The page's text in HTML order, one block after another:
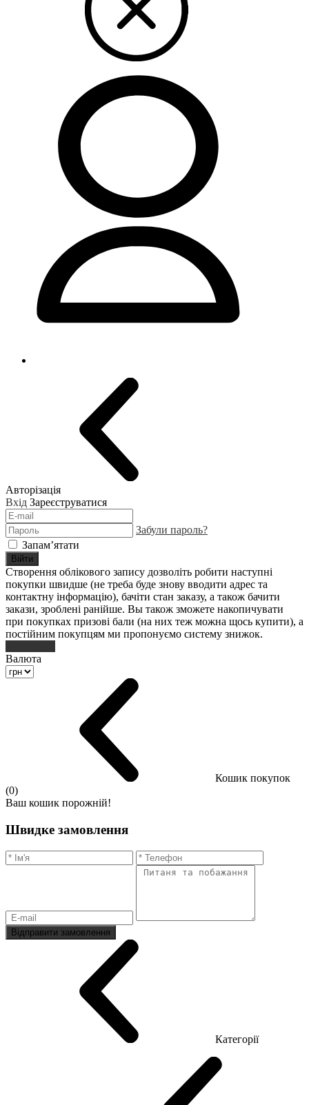
Авторізація
Вхід Зареєструватися
Забули пароль?
Запам’ятати
Війти
Створення облікового запису дозволіть робити наступні
покупки швидше (не треба буде знову вводити адрес та
контактну інформацію), бачіти стан заказу, а також бачити
закази, зроблені ранійше. Вы також зможете накопичувати
при покупках призові бали (на них теж можна щось купити), а
постійним покупцям ми пропонуємо систему знижок.
Валюта
Кошик покупок
(0)
Ваш кошик порожній!
Швидке замовлення
Відправити замовлення
Категорії